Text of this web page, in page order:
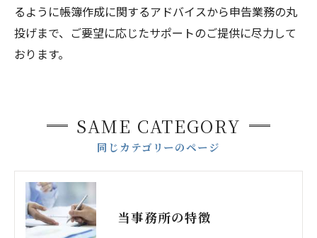
るように帳簿作成に関するアドバイスから申告業務の丸
投げまで、ご要望に応じたサポートのご提供に尽力して
おります。
同じカテゴリーのページ
SAME CATEGORY
当事務所の特徴